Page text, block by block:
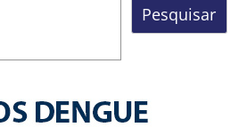
Pesquisar